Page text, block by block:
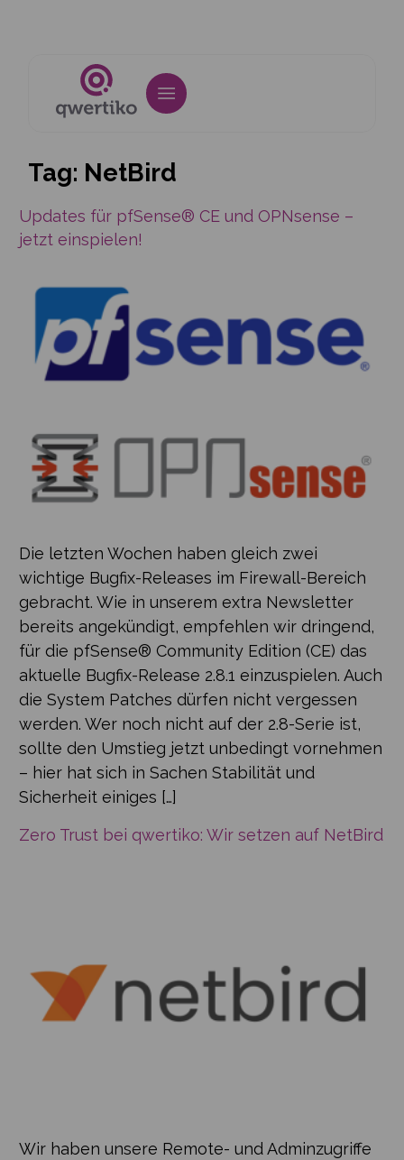
Tag: NetBird
Updates für pfSense® CE und OPNsense –
jetzt einspielen!
Die letzten Wochen haben gleich zwei
wichtige Bugfix-Releases im Firewall-Bereich
gebracht. Wie in unserem extra Newsletter
bereits angekündigt, empfehlen wir dringend,
für die pfSense® Community Edition (CE) das
aktuelle Bugfix-Release 2.8.1 einzuspielen. Auch
die System Patches dürfen nicht vergessen
werden. Wer noch nicht auf der 2.8-Serie ist,
sollte den Umstieg jetzt unbedingt vornehmen
– hier hat sich in Sachen Stabilität und
Sicherheit einiges […]
Zero Trust bei qwertiko: Wir setzen auf NetBird
Wir haben unsere Remote- und Adminzugriffe